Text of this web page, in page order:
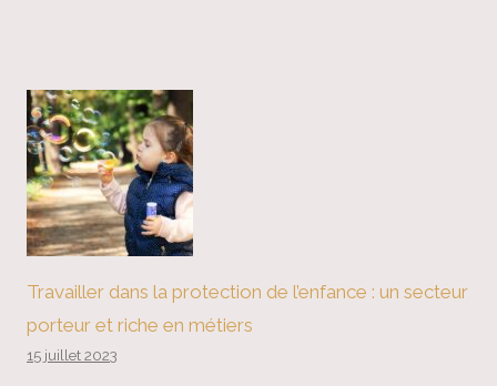
Travailler dans la protection de l’enfance : un secteur
porteur et riche en métiers
15 juillet 2023